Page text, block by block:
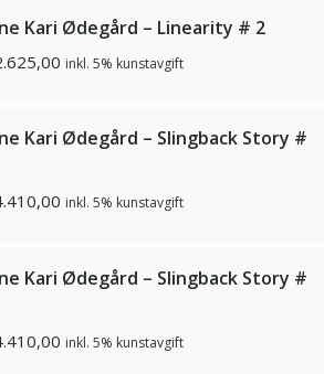
Kari Ødegård – Linearity # 2
inkl. 5% kunstavgift
Kari Ødegård – Slingback Story #
inkl. 5% kunstavgift
Kari Ødegård – Slingback Story #
inkl. 5% kunstavgift